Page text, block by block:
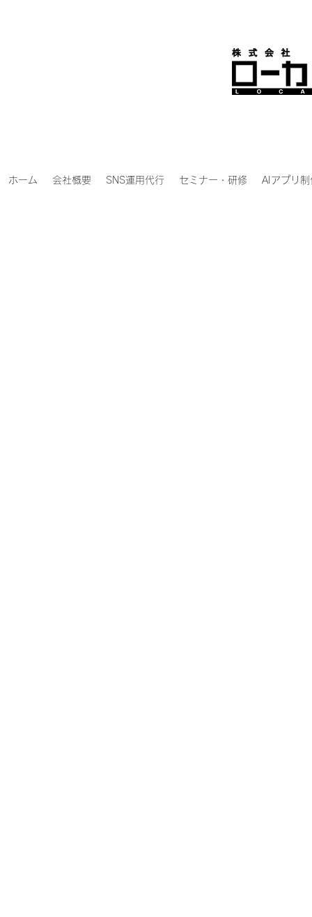
ホーム 会社概要 SNS運用代行 セミナー・研修 AIアプリ制